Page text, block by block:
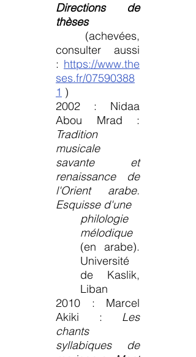
Directions de
thèses
(achevées,
consulter aussi
: https://www.the
ses.fr/07590388
1 )
2002 : Nidaa
Abou Mrad :
Tradition
musicale
savante et
renaissance de
l'Orient arabe.
Esquisse d'une
philologie
mélodique
(en arabe).
Université
de Kaslik,
Liban
2010 : Marcel
Akiki : Les
chants
syllabiques de